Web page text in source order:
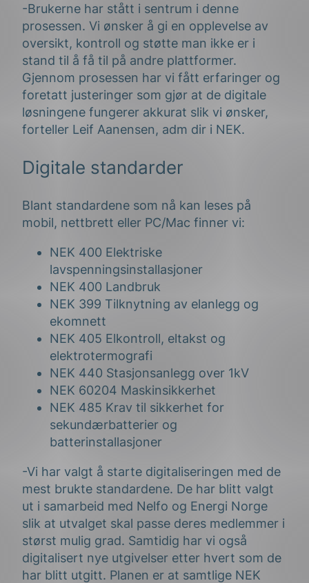
-Brukerne har stått i sentrum i denne
prosessen. Vi ønsker å gi en opplevelse av
oversikt, kontroll og støtte man ikke er i
stand til å få til på andre plattformer.
Gjennom prosessen har vi fått erfaringer og
foretatt justeringer som gjør at de digitale
løsningene fungerer akkurat slik vi ønsker,
forteller Leif Aanensen, adm dir i NEK.
Digitale standarder
Blant standardene som nå kan leses på
mobil, nettbrett eller PC/Mac finner vi:
NEK 400 Elektriske
lavspenningsinstallasjoner
NEK 400 Landbruk
NEK 399 Tilknytning av elanlegg og
ekomnett
NEK 405 Elkontroll, eltakst og
elektrotermografi
NEK 440 Stasjonsanlegg over 1kV
NEK 60204 Maskinsikkerhet
NEK 485 Krav til sikkerhet for
sekundærbatterier og
batterinstallasjoner
-Vi har valgt å starte digitaliseringen med de
mest brukte standardene. De har blitt valgt
ut i samarbeid med Nelfo og Energi Norge
slik at utvalget skal passe deres medlemmer i
størst mulig grad. Samtidig har vi også
digitalisert nye utgivelser etter hvert som de
har blitt utgitt. Planen er at samtlige NEK